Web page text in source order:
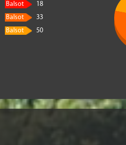
Balsot
18
Balsot
33
Balsot
50